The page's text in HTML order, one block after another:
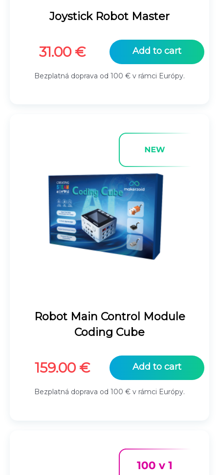
Joystick Robot Master
31.00 € Add to cart
Bezplatná doprava od 100 € v rámci Európy.
Robot Main Control Module
Coding Cube
159.00 € Add to cart
Bezplatná doprava od 100 € v rámci Európy.